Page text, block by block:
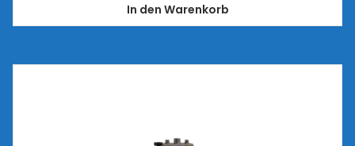
In den Warenkorb